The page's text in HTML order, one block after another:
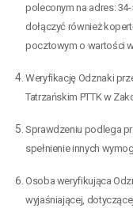
poleconym na adres:
dołączyć również
pocztowym o wartości
Weryfikację Odznaki
Tatrzańskim PTTK w
Sprawdzeniu podlega
spełnienie innych
Osoba weryfikująca
wyjaśniającej,